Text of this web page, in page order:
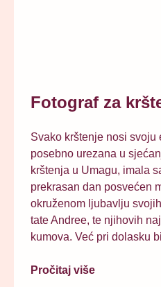
Fotograf za
Svako krštenje nosi svoju
posebno urezana u
krštenja u Umagu, imala
prekrasan dan posvećen
okruženom ljubavlju
tate Andree, te njihovih
kumova. Već pri dolasku
Pročitaj više